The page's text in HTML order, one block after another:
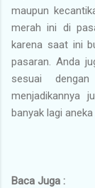
maupun
merah ini di
karena saat ini
pasaran. Anda
sesuai
menjadikannya
banyak lagi aneka
Baca Juga :